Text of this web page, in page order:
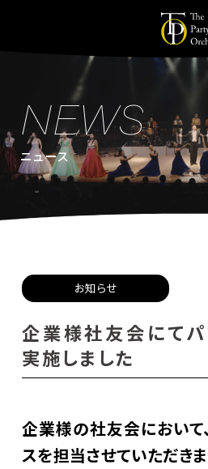
NEWS
ニュース
お知らせ
企業様社友会にてパ
実施しました
企業様の社友会において
スを担当させていただきま